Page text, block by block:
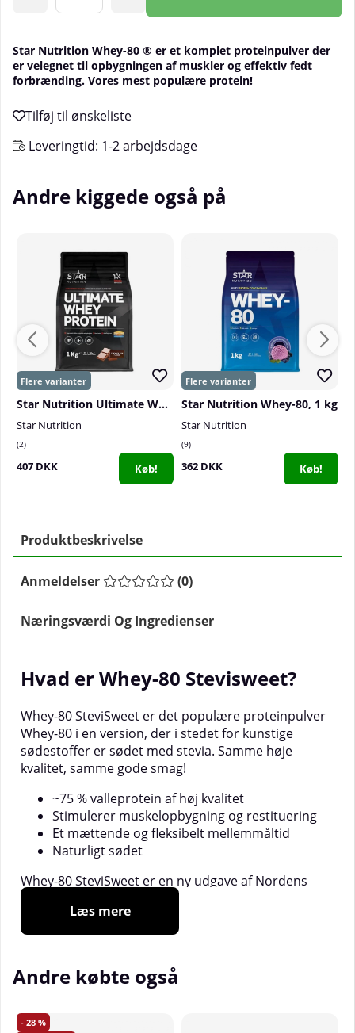
Star Nutrition Whey-80 ® er et komplet proteinpulver der
er velegnet til opbygningen af muskler og effektiv fedt
forbrænding. Vores mest populære protein!
Leveringtid: 1-2 arbejdsdage
Andre kiggede også på
Star Nutrition Ultimate Whey Protein, 1 kg
Star Nutrition
2
407 DKK Køb!
Star Nutrition Whey-80, 1 kg
Star Nutrition
9
362 DKK Køb!
Produktbeskrivelse
Anmeldelser (0)
Næringsværdi Og Ingredienser
Hvad er Whey-80 Stevisweet?
Whey-80 SteviSweet er det populære proteinpulver
Whey-80 i en version, der i stedet for kunstige
sødestoffer er sødet med stevia. Samme høje
kvalitet, samme gode smag!
~75 % valleprotein af høj kvalitet
Stimulerer muskelopbygning og restituering
Et mættende og fleksibelt mellemmåltid
Naturligt sødet
Whey-80 SteviSweet er en ny udgave af Nordens
mest solgte proteinpulver Whey-80. Denne version
er fri for kunstige sødestoffer og får i stedet sin
sødme fra naturlige glykosider i Stevia.
Til hvem og hvornår?
undgå kunstige tilsætningsstoffer, og som vil have
Læs mere
Andre købte også
28